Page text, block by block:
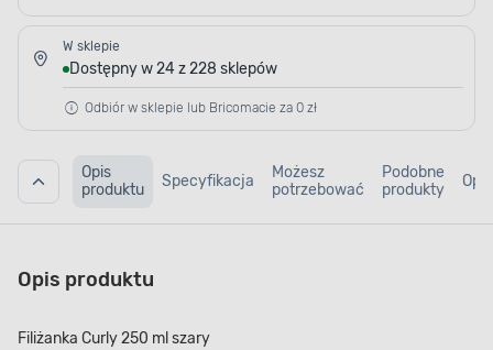
W sklepie
Dostępny w 24 z 228 sklepów
Odbiór w sklepie lub Bricomacie za 0 zł
Opis
produktu
Specyfikacja
Możesz
potrzebować
Podobne
produkty
Opis produktu
Filiżanka Curly 250 ml szary